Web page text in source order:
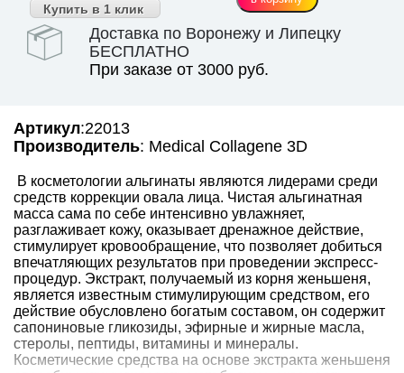
Купить в 1 клик
Доставка по Воронежу и Липецку
БЕСПЛАТНО
При заказе от 3000 руб.
Артикул:22013
Производитель: Medical Collagene 3D
В косметологии альгинаты являются лидерами среди
средств коррекции овала лица. Чистая альгинатная
масса сама по себе интенсивно увлажняет,
разглаживает кожу, оказывает дренажное действие,
стимулирует кровообращение, что позволяет добиться
впечатляющих результатов при проведении экспресс-
процедур. Экстракт, получаемый из корня женьшеня,
является известным стимулирующим средством, его
действие обусловлено богатым составом, он содержит
сапониновые гликозиды, эфирные и жирные масла,
стеролы, пептиды, витамины и минералы.
Косметические средства на основе экстракта женьшеня